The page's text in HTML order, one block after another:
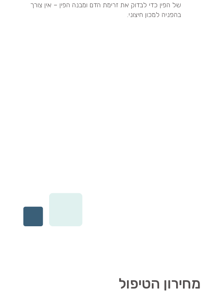
של הפין כדי לבדוק את זרימת הדם ומבנה הפין – אין צורך
בהפניה למכון חיצוני.
מחירון הטיפול